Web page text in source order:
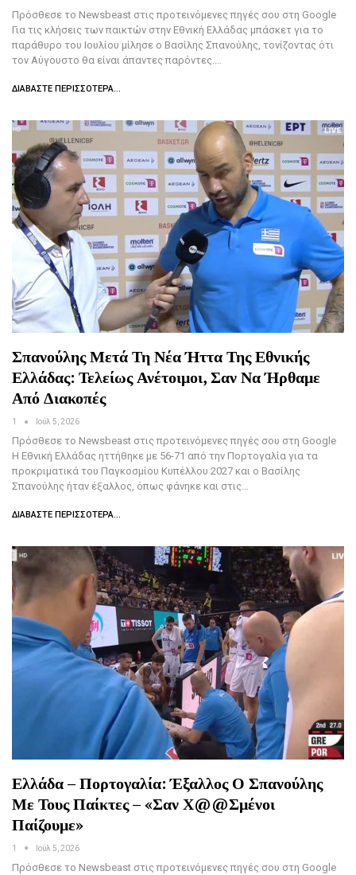
Πρόσθεσε το Newsbeast στις προτεινόμενες πηγές σου στη Google
Για τις κλήσεις των παικτών στην Εθνική Ελλάδας μπάσκετ για το
παράθυρο του Ιουλίου μίλησε ο Βασίλης Σπανούλης, τονίζοντας ότι
τον Αύγουστο θα είναι άπαντες παρόντες.…
ΔΙΑΒΆΣΤΕ ΠΕΡΙΣΣΌΤΕΡΑ...
Σπανούλης Μετά Τη Νέα Ήττα Της Εθνικής
Ελλάδας: Τελείως Ανέτοιμοι, Σαν Να Ήρθαμε
Από Διακοπές
1 Ιούλ 5, 2026
Πρόσθεσε το Newsbeast στις προτεινόμενες πηγές σου στη Google
Η Εθνική Ελλάδας ηττήθηκε με 56-71 από την Πορτογαλία για τα
προκριματικά του Παγκοσμίου Κυπέλλου 2027 και ο Βασίλης
Σπανούλης ήταν έξαλλος, όπως φάνηκε και στις…
ΔΙΑΒΆΣΤΕ ΠΕΡΙΣΣΌΤΕΡΑ...
Ελλάδα – Πορτογαλία: Έξαλλος Ο Σπανούλης
Με Τους Παίκτες – «Σαν Χ@@σμένοι
Παίζουμε»
1 Ιούλ 5, 2026
Πρόσθεσε το Newsbeast στις προτεινόμενες πηγές σου στη Google